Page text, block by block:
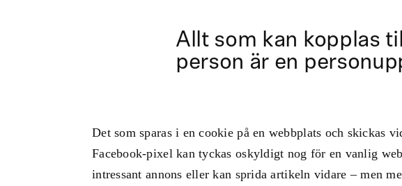
Allt som kan kopplas
person är en
Det som sparas i en cookie på en webbplats och skickas
Facebook-pixel kan tyckas oskyldigt nog för en vanlig
intressant annons eller kan sprida artikeln vidare – men